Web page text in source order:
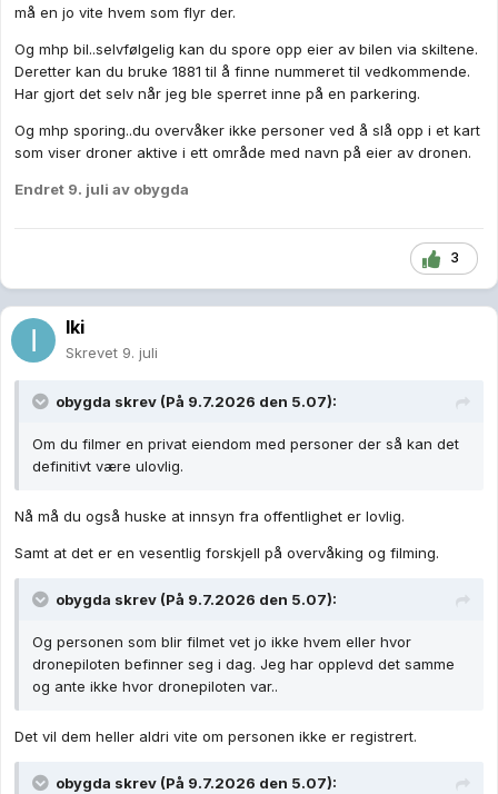
må en jo vite hvem som flyr der.
Og mhp bil..selvfølgelig kan du spore opp eier av bilen via skiltene.
Deretter kan du bruke 1881 til å finne nummeret til vedkommende.
Har gjort det selv når jeg ble sperret inne på en parkering.
Og mhp sporing..du overvåker ikke personer ved å slå opp i et kart
som viser droner aktive i ett område med navn på eier av dronen.
Endret 9. juli av obygda
3
Iki
Skrevet 9. juli
obygda skrev (På 9.7.2026 den 5.07):
Om du filmer en privat eiendom med personer der så kan det
definitivt være ulovlig.
Nå må du også huske at innsyn fra offentlighet er lovlig.
Samt at det er en vesentlig forskjell på overvåking og filming.
obygda skrev (På 9.7.2026 den 5.07):
Og personen som blir filmet vet jo ikke hvem eller hvor
dronepiloten befinner seg i dag. Jeg har opplevd det samme
og ante ikke hvor dronepiloten var..
Det vil dem heller aldri vite om personen ikke er registrert.
obygda skrev (På 9.7.2026 den 5.07):